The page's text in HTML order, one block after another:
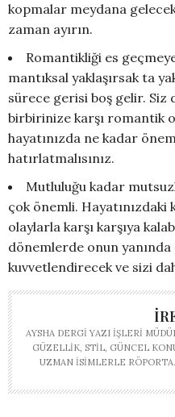
kopmalar meydana
zaman ayırın.
Romantikliği es
mantıksal yaklaşırsak ta
sürece gerisi boş gelir. Siz
birbirinize karşı romantik
hayatınızda ne kadar
hatırlatmalısınız.
Mutluluğu kadar
çok önemli. Hayatınızdaki
olaylarla karşı karşıya
dönemlerde onun yanında
kuvvetlendirecek ve sizi
AYSHA DERGI YAZI İŞLERI
GÜZELLIK, STIL, GÜNCEL
UZMAN ISIMLERLE